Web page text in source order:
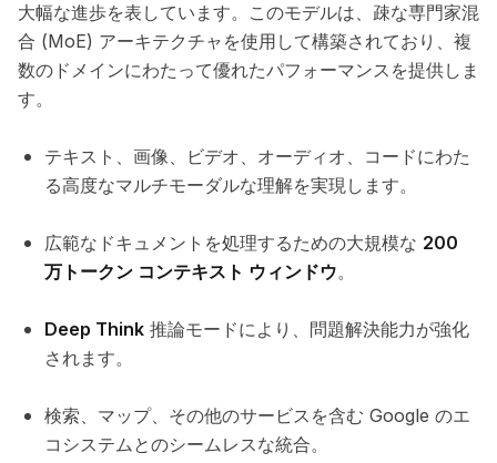
大幅な進歩を表しています。このモデルは、疎な専門家混
合 (MoE) アーキテクチャを使用して構築されており、複
数のドメインにわたって優れたパフォーマンスを提供しま
す。
テキスト、画像、ビデオ、オーディオ、コードにわた
る高度なマルチモーダルな理解を実現します。
広範なドキュメントを処理するための大規模な 200
万トークン コンテキスト ウィンドウ。
Deep Think 推論モードにより、問題解決能力が強化
されます。
検索、マップ、その他のサービスを含む Google のエ
コシステムとのシームレスな統合。